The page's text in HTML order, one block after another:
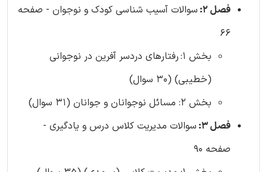
فصل 2:
سوالات آسیب شناسی کودک و نوجوان - صفحه
66
بخش 1:
رفتارهای دردسر آفرین در نوجوانی
(خطیبی) (30 سوال)
بخش 2: مسائل نوجوانان و جوانان (31 سوال)
فصل 3:
سوالات مدیریت کلاس درس و یادگیری -
صفحه 90